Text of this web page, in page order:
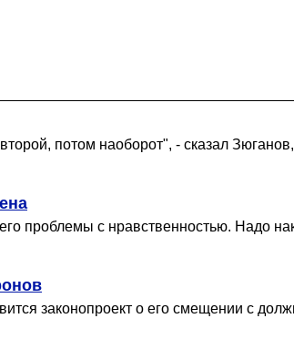
потом наоборот", - сказал
проблемы с нравственностью. Надо
законопроект о его смещении с